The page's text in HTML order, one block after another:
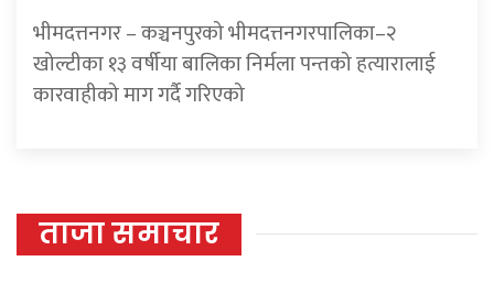
भीमदत्तनगर – कञ्चनपुरको भीमदत्तनगरपालिका–२
खोल्टीका १३ वर्षीया बालिका निर्मला पन्तको हत्यारालाई
कारवाहीको माग गर्दै गरिएको
ताजा समाचार